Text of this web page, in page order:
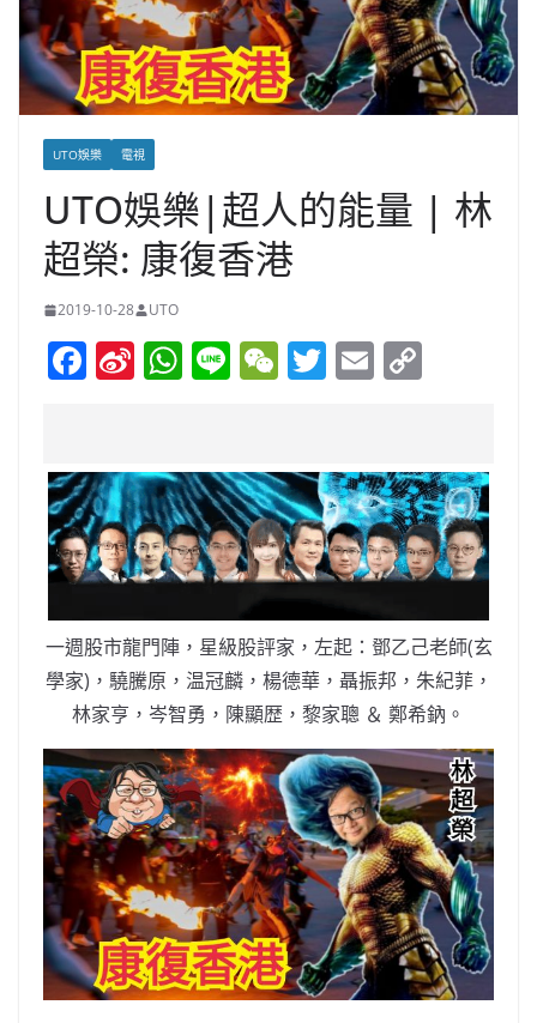
UTO娛樂 電視
UTO娛樂|超人的能量 | 林
超榮: 康復香港
2019-10-28 UTO
F
e
b
o
o
k
Si
W
ei
b
o
W
s
A
p
p
Li W
h
at
T
er
E
l y
Li
n
k
一週股市龍門陣，星級股評家，左起：鄧乙己老師(玄
學家)，驍騰原，温冠麟，楊德華，聶振邦，朱紀菲，
林家亨，岑智勇，陳顯歴，黎家聰 ＆ 鄭希鈉。